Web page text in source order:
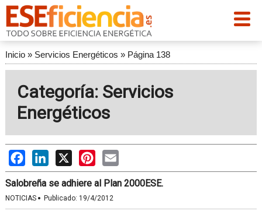
Inicio» Servicios Energéticos » Página 138
Categoría: Servicios
Energéticos
FacebookLinkedIn
X PinterestEmail
Salobreña se adhiere al Plan 2000ESE.
NOTICIAS · Publicado: 19/4/2012